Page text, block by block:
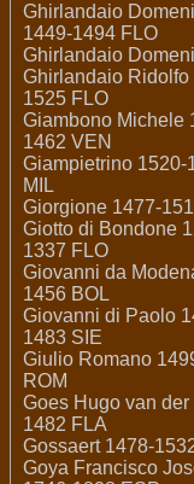
Ghirlandaio
1449-1494 FLO
Ghirlandaio
Ghirlandaio Ridolfo
1525 FLO
Giambono Michele
1462 VEN
Giampietrino 1520-
MIL
Giorgione 1477-
Giotto di Bondone
1337 FLO
Giovanni da
1456 BOL
Giovanni di Paolo
1483 SIE
Giulio Romano
ROM
Goes Hugo van der
1482 FLA
Gossaert 1478-
Goya Francisco